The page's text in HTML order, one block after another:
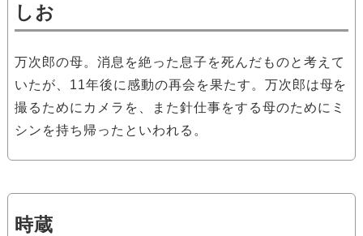
しお
万次郎の母。消息を絶った息子を死んだものと考えて
いたが、11年後に感動の再会を果たす。万次郎は母を
撮るためにカメラを、また針仕事をする母のためにミ
シンを持ち帰ったといわれる。
時蔵